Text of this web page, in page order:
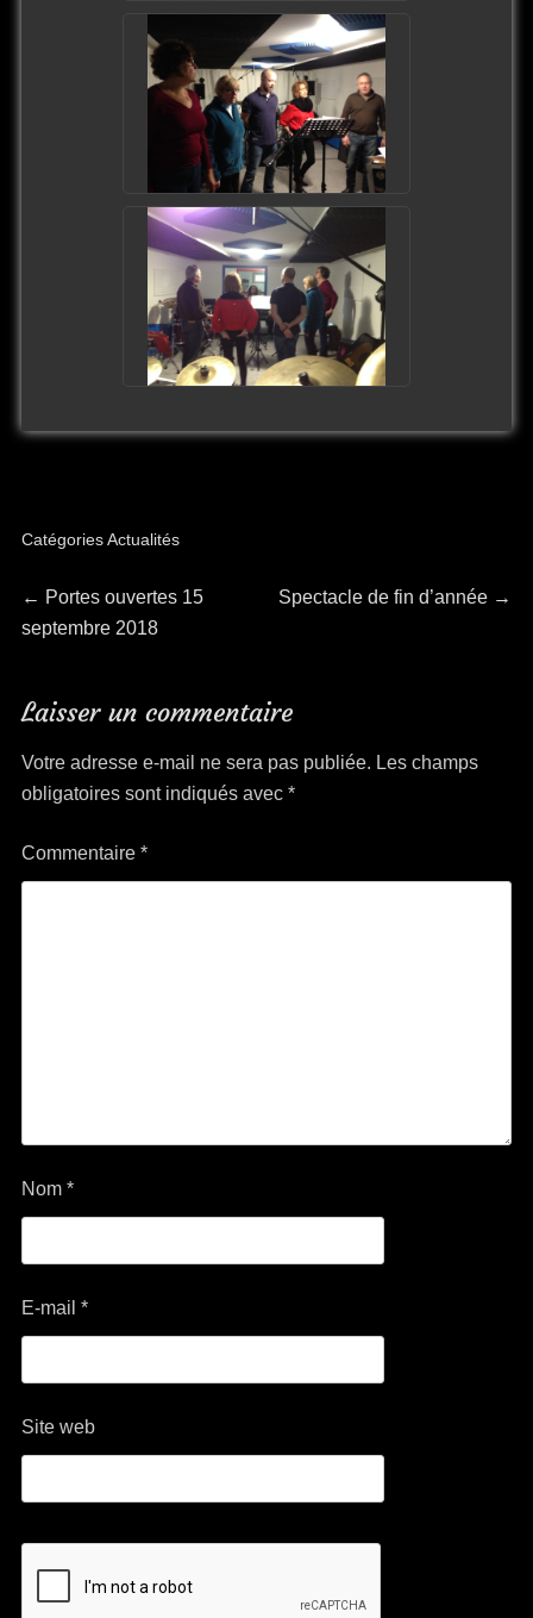
CatégoriesActualités
Navigation
l’article
← Article
précédent :
Portes ouvertes 15
septembre 2018
Article
Spectacle de fin d’année →
Laisser un commentaire
Votre adresse e-mail ne sera pas publiée. Les champs
obligatoires sont indiqués avec *
Commentaire *
Nom *
E-mail *
Site web